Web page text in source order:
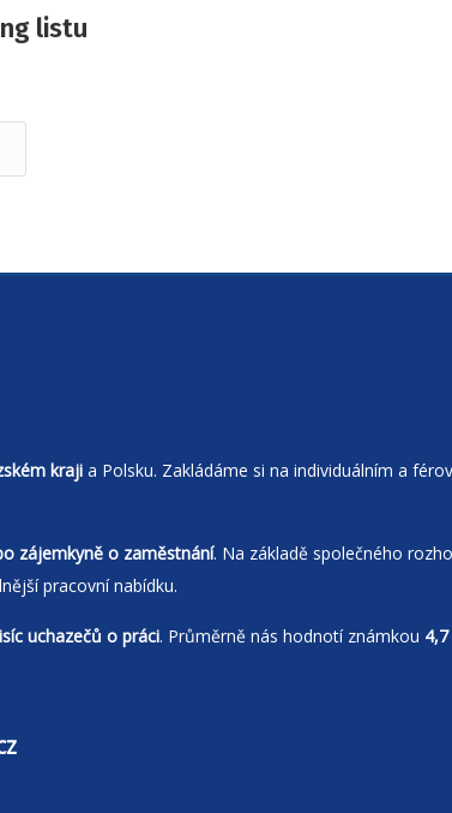
listu
kraji a Polsku. Zakládáme si na individuálním a
zájemkyně o zaměstnání. Na základě společného
pracovní nabídku.
uchazečů o práci. Průměrně nás hodnotí známkou